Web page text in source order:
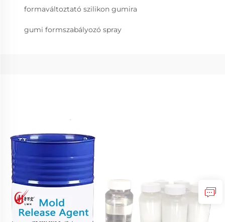
formaváltoztató szilikon gumira
gumi formszabályozó spray